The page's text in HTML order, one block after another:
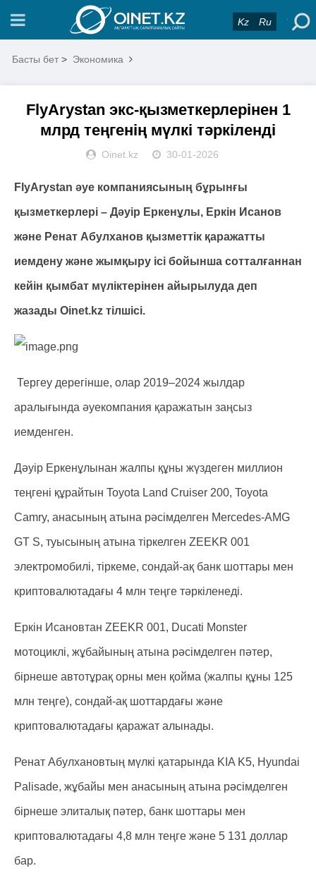
Kz Ru
Басты бет > Экономика
FlyArystan экс-қызметкерлерінен 1
млрд теңгенің мүлкі тәркіленді
Oinet.kz 30-01-2026
FlyArystan әуе компаниясының бұрынғы
қызметкерлері – Дәуір Еркенұлы, Еркін Исанов
және Ренат Абулханов қызметтік қаражатты
иемдену және жымқыру ісі бойынша сотталғаннан
кейін қымбат мүліктерінен айырылуда деп
жазады Оinet.kz тілшісі.
Тергеу дерегінше, олар 2019–2024 жылдар
аралығында әуекомпания қаражатын заңсыз
иемденген.
Дәуір Еркенұлынан жалпы құны жүздеген миллион
теңгені құрайтын Toyota Land Cruiser 200, Toyota
Camry, анасының атына рәсімделген Mercedes-AMG
GT S, туысының атына тіркелген ZEEKR 001
электромобилі, тіркеме, сондай-ақ банк шоттары мен
криптовалютадағы 4 млн теңге тәркіленеді.
Еркін Исановтан ZEEKR 001, Ducati Monster
мотоциклі, жұбайының атына рәсімделген пәтер,
бірнеше автотұрақ орны мен қойма (жалпы құны 125
млн теңге), сондай-ақ шоттардағы және
криптовалютадағы қаражат алынады.
Ренат Абулхановтың мүлкі қатарында KIA K5, Hyundai
Palisade, жұбайы мен анасының атына рәсімделген
бірнеше элиталық пәтер, банк шоттары мен
криптовалютадағы 4,8 млн теңге және 5 131 доллар
бар.